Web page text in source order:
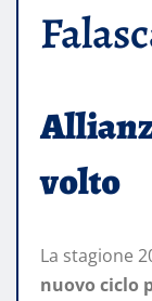
volto
La stagione
nuovo ciclo